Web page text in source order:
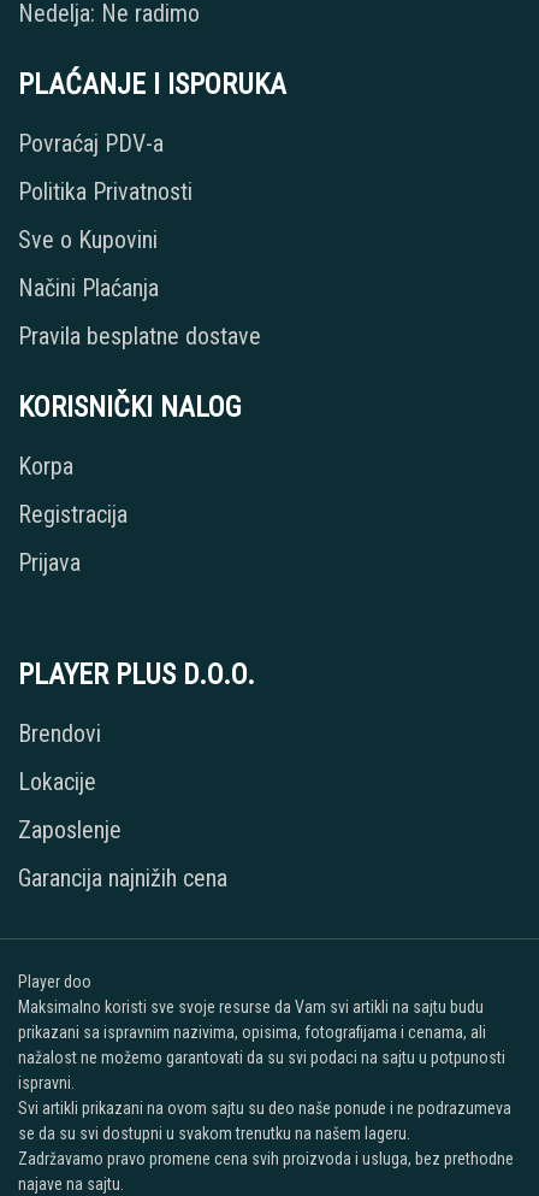
Nedelja: Ne radimo
PLAĆANJE I ISPORUKA
Povraćaj PDV-a
Politika Privatnosti
Sve o Kupovini
Načini Plaćanja
Pravila besplatne dostave
KORISNIČKI NALOG
Korpa
Registracija
Prijava
PLAYER PLUS D.O.O.
Brendovi
Lokacije
Zaposlenje
Garancija najnižih cena
Player doo
Maksimalno koristi sve svoje resurse da Vam svi artikli na sajtu budu
prikazani sa ispravnim nazivima, opisima, fotografijama i cenama, ali
nažalost ne možemo garantovati da su svi podaci na sajtu u potpunosti
ispravni.
Svi artikli prikazani na ovom sajtu su deo naše ponude i ne podrazumeva
se da su svi dostupni u svakom trenutku na našem lageru.
Zadržavamo pravo promene cena svih proizvoda i usluga, bez prethodne
najave na sajtu.